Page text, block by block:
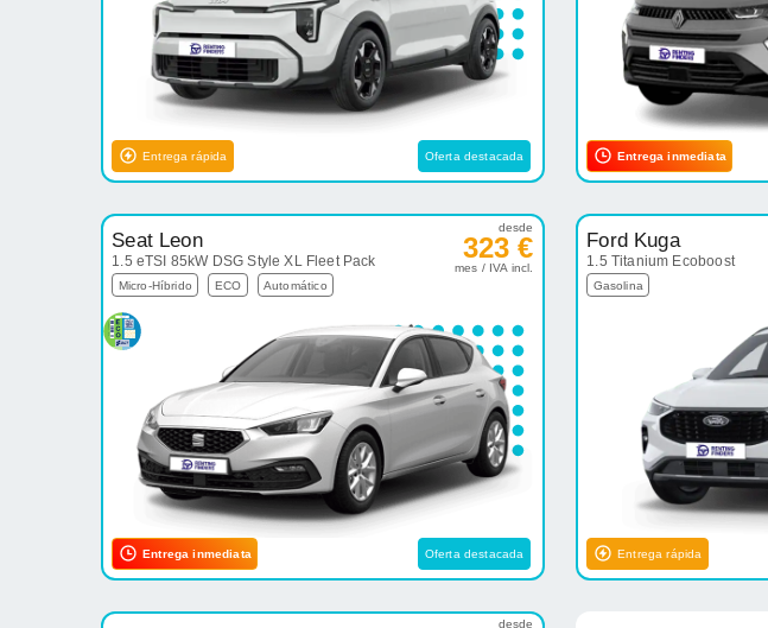
Entrega rápida Oferta destacada Entrega inmediata
Seat Leon
1.5 eTSI 85kW DSG Style XL Fleet Pack
Micro-Híbrido ECO Automático
desde
323 €
mes / IVA incl.
Entrega inmediata Oferta destacada
Ford Kuga
1.5 Titanium Ecoboost
Gasolina
Entrega rápida
desde